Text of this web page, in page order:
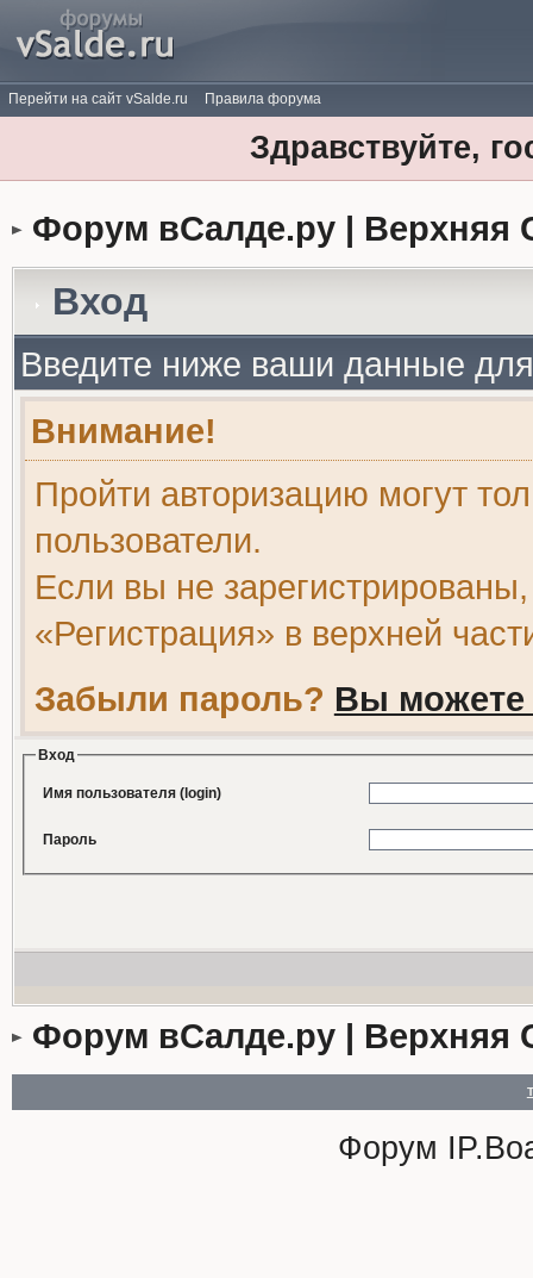
Перейти на сайт vSalde.ru Правила форума
Здравствуйте,
Форум вСалде.ру | Верхняя
Вход
Введите ниже ваши данные
Внимание!
Пройти авторизацию могут
пользователи.
Если вы не
«Регистрация» в верхней
Забыли пароль? Вы можете
Вход
Имя пользователя (login)
Пароль
Форум вСалде.ру | Верхняя
Форум